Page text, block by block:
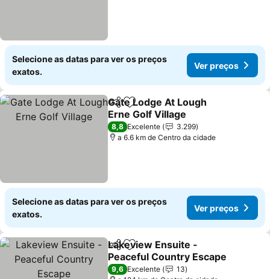
Selecione as datas para ver os preços
exatos.
Ver preços
PartilharAdicionar aos favoritos
Gate Lodge At Lough
Erne Golf Village
8,8 Excelente
3.299
a 6.6 km de Centro da cidade
Selecione as datas para ver os preços
exatos.
Ver preços
PartilharAdicionar aos favoritos
Lakeview Ensuite -
Peaceful Country Escape
9,6 Excelente
13